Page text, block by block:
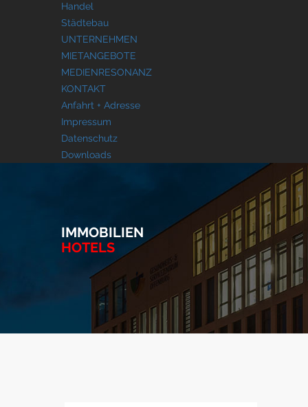
Handel
Städtebau
UNTERNEHMEN
MIETANGEBOTE
MEDIENRESONANZ
KONTAKT
Anfahrt + Adresse
Impressum
Datenschutz
Downloads
IMMOBILIEN
HOTELS